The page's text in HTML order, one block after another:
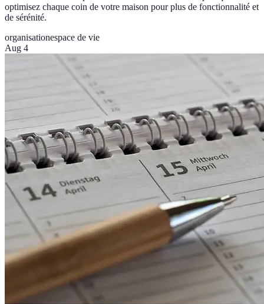
optimisez chaque coin de votre maison pour plus de fonctionnalité et
de sérénité.
organisationespace de vie
Aug 4